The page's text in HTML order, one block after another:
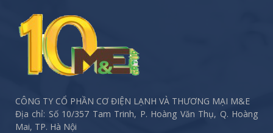
CÔNG TY CỔ PHẦN CƠ ĐIỆN LẠNH VÀ THƯƠNG MẠI M&E
Địa chỉ: Số 10/357 Tam Trinh, P. Hoàng Văn Thụ, Q. Hoàng
Mai, TP. Hà Nội